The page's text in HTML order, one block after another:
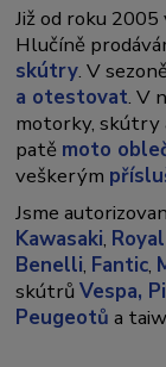
Již od roku
Hlučíně
skútry. V
a otestovat. V
motorky, skútry
patě moto
veškerým
Jsme
Kawasaki,
Benelli, Fantic,
skútrůVespa,
Peugeotů a